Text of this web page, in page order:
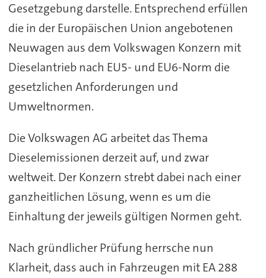
Gesetzgebung darstelle. Entsprechend erfüllen
die in der Europäischen Union angebotenen
Neuwagen aus dem Volkswagen Konzern mit
Dieselantrieb nach EU5- und EU6-Norm die
gesetzlichen Anforderungen und
Umweltnormen.
Die Volkswagen AG arbeitet das Thema
Dieselemissionen derzeit auf, und zwar
weltweit. Der Konzern strebt dabei nach einer
ganzheitlichen Lösung, wenn es um die
Einhaltung der jeweils gültigen Normen geht.
Nach gründlicher Prüfung herrsche nun
Klarheit, dass auch in Fahrzeugen mit EA 288